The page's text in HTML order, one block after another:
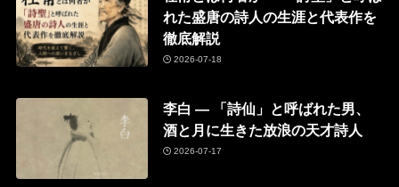
れた盛唐の詩人の生涯と代表作を
徹底解説
2026-07-18
李白 ― 「詩仙」と呼ばれた男、
酒と月に生きた放浪の天才詩人
2026-07-17